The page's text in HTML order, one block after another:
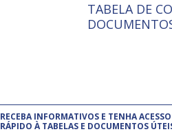
ISO 9001:
A
TABELA DE
RECEBA INFORMATIVOS E TENHA ACESSO
RÁPIDO À TABELAS E DOCUMENTOS